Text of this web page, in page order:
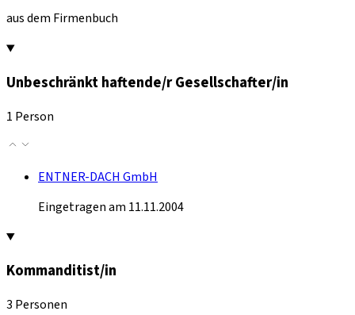
aus dem Firmenbuch
Unbeschränkt haftende/r Gesellschafter/in
1 Person
ENTNER-DACH GmbH
Eingetragen am 11.11.2004
Kommanditist/in
3 Personen